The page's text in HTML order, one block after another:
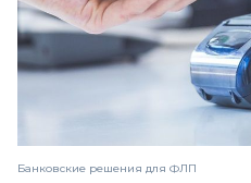
Банковские решения для ФЛП